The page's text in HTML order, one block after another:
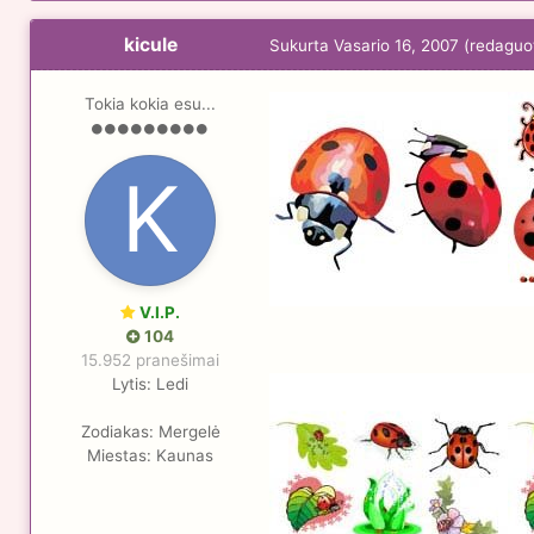
kicule
Tokia kokia esu...
V.I.P.
104
15.952 pranešimai
Lytis: Ledi
Zodiakas: Mergelė
Miestas: Kaunas
Sukurta Vasario 16, 2007